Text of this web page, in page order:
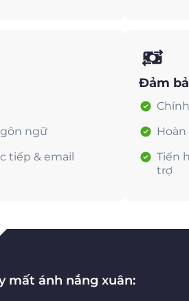
ngữ
tiếp & email
Đảm
Hoàn
Tiến
trợ
mất ánh nắng xuân: